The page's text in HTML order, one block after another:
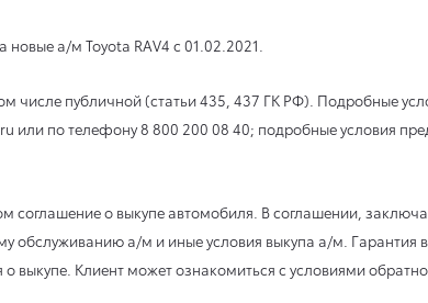
а/м Toyota RAV4 с 01.02.2021.
публичной (статьи 435, 437 ГК РФ). Подробные
или по телефону 8 800 200 08 40; подробные условия
соглашение о выкупе автомобиля. В соглашении,
обслуживанию а/м и иные условия выкупа а/м. Гарантия
Клиент может ознакомиться с условиями